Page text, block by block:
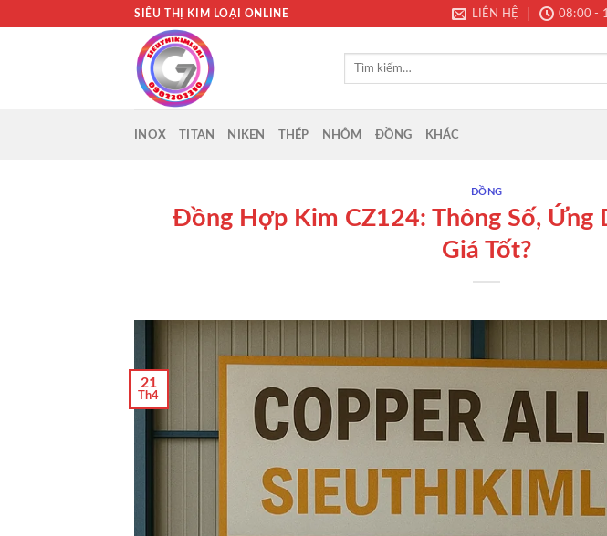
SIÊU THỊ KIM LOẠI ONLINE LIÊN HỆ 08:00 -
Tìm
INOX TITAN NIKEN THÉP NHÔM ĐỒNG KHÁC
ĐỒNG
Đồng Hợp Kim CZ124: Thông Số, Ứng
Giá Tốt?
21
Th4